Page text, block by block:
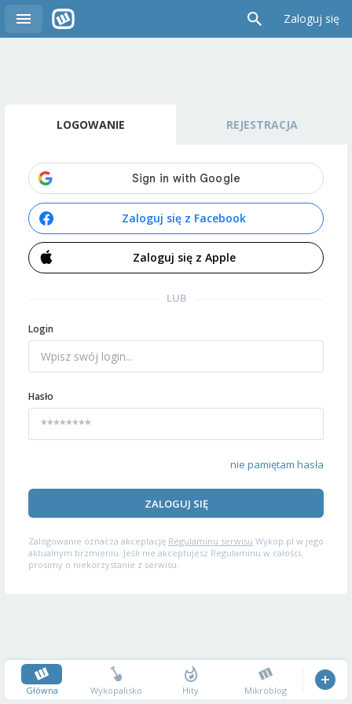
Zaloguj się
LOGOWANIE REJESTRACJA
Zaloguj się z Facebook
Zaloguj się z Apple
LUB
Login
Hasło
nie pamiętam hasła
ZALOGUJ SIĘ
Zalogowanie oznacza akceptację Regulaminu serwisu Wykop.pl w jego
aktualnym brzmieniu. Jeśli nie akceptujesz Regulaminu w całości,
prosimy o niekorzystanie z serwisu.
Główna Wykopalisko Hity Mikroblog